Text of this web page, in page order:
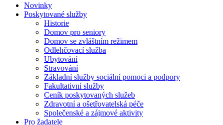
Novinky
Poskytované služby
Historie
Domov pro seniory
Domov se zvláštním režimem
Odlehčovací služba
Ubytování
Stravování
Základní služby sociální pomoci a podpory
Fakultativní služby
Ceník poskytovaných služeb
Zdravotní a ošetřovatelská péče
Společenské a zájmové aktivity
Pro žadatele